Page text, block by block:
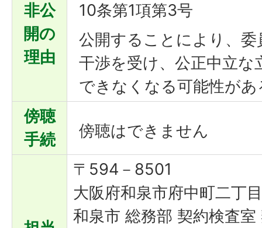
非公
開の
理由
10条第1項第3号
公開することにより、
干渉を受け、公正中立な
できなくなる可能性が
傍聴
手続
傍聴はできません
〒594－8501
大阪府和泉市府中町二丁
和泉市 総務部 契約検査室